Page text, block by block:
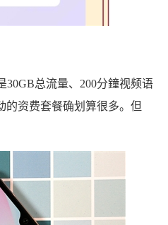
30GB总流量、200分鐘视频语
的资费套餐确划算很多。但